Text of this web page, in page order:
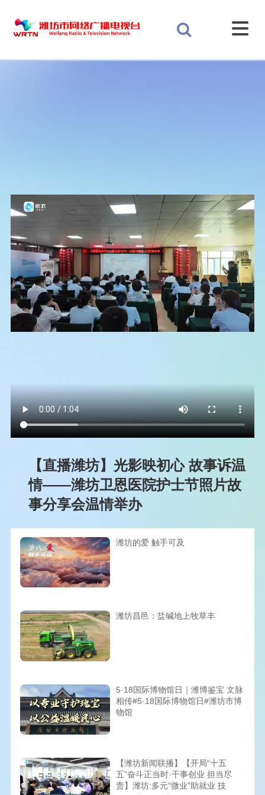
【直播潍坊】光影映初心 故事诉温
情——潍坊卫恩医院护士节照片故
事分享会温情举办
潍坊的爱 触手可及
潍坊昌邑：盐碱地上牧草丰
5·18国际博物馆日｜潍博鉴宝 文脉
相传#5·18国际博物馆日#潍坊市博
物馆
【潍坊新闻联播】【开局“十五
五”奋斗正当时·干事创业 担当尽
责】潍坊:多元“微业”助就业 技